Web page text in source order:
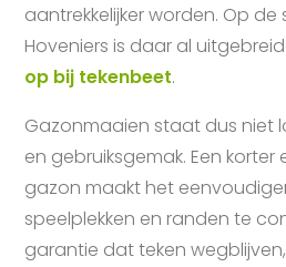
aantrekkelijker worden. Op de
Hoveniers is daar al
op bij tekenbeet.
Gazonmaaien staat dus niet
en gebruiksgemak. Een korter
gazon maakt het
speelplekken en randen te
garantie dat teken